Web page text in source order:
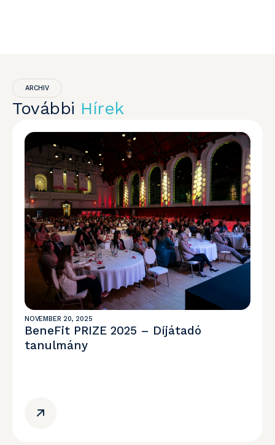
ARCHIV
További Hírek
NOVEMBER 20, 2025
BeneFit PRIZE 2025 – Díjátadó
tanulmány